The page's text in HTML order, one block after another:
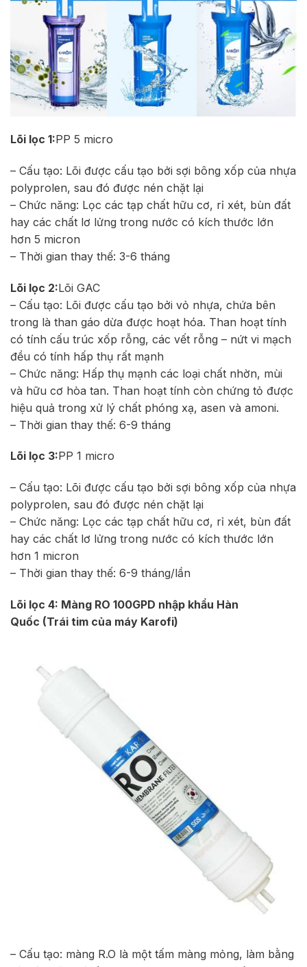
Lõi lọc 1:PP 5 micro
– Cấu tạo: Lõi được cấu tạo bởi sợi bông xốp của nhựa
polyprolen, sau đó được nén chặt lại
– Chức năng: Lọc các tạp chất hữu cơ, rỉ xét, bùn đất
hay các chất lơ lửng trong nước có kích thước lớn
hơn 5 micron
– Thời gian thay thế: 3-6 tháng
Lõi lọc 2:Lõi GAC
– Cấu tạo: Lõi được cấu tạo bởi vỏ nhựa, chứa bên
trong là than gáo dừa được hoạt hóa. Than hoạt tính
có tính cấu trúc xốp rỗng, các vết rỗng – nứt vi mạch
đều có tính hấp thụ rất mạnh
– Chức năng: Hấp thụ mạnh các loại chất nhờn, mùi
và hữu cơ hòa tan. Than hoạt tính còn chứng tỏ được
hiệu quả trong xử lý chất phóng xạ, asen và amoni.
– Thời gian thay thế: 6-9 tháng
Lõi lọc 3:PP 1 micro
– Cấu tạo: Lõi được cấu tạo bởi sợi bông xốp của nhựa
polyprolen, sau đó được nén chặt lại
– Chức năng: Lọc các tạp chất hữu cơ, rỉ xét, bùn đất
hay các chất lơ lửng trong nước có kích thước lớn
hơn 1 micron
– Thời gian thay thế: 6-9 tháng/lần
Lõi lọc 4: Màng RO 100GPD nhập khẩu Hàn
Quốc (Trái tim của máy Karofi)
– Cấu tạo: màng R.O là một tấm màng mỏng, làm bằng